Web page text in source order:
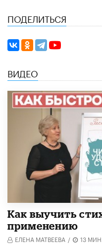
ПОДЕЛИТЬСЯ
ВИДЕО
Как выучить
применению
ЕЛЕНА МАТВЕЕВА / 13 МИН.